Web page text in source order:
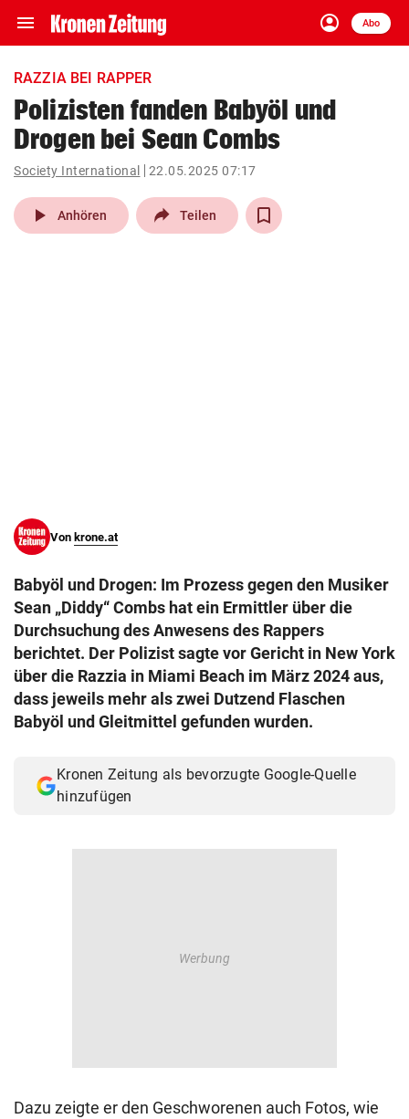
menu Navigation
ein-/ausklappen
account_circle
Anmelden
Abo
close Schließen
account_circle Anmelden
arrow_right
pin_drop
Wien arrow_right
RAZZIA BEI RAPPER
Polizisten fanden Babyöl und
Drogen bei Sean Combs
Society International 22.05.2025 07:17
play_arrow Anhören Teilen
Von krone.at
Babyöl und Drogen: Im Prozess gegen den Musiker
Sean „Diddy“ Combs hat ein Ermittler über die
Durchsuchung des Anwesens des Rappers
berichtet. Der Polizist sagte vor Gericht in New York
über die Razzia in Miami Beach im März 2024 aus,
dass jeweils mehr als zwei Dutzend Flaschen
Babyöl und Gleitmittel gefunden wurden.
Kronen Zeitung als bevorzugte Google-Quelle
hinzufügen
Dazu zeigte er den Geschworenen auch Fotos, wie